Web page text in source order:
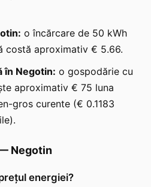
o încărcare de 50 kWh
costă aproximativ € 5.66.
în Negotin: o gospodărie cu
aproximativ € 75 luna
gros curente (€ 0.1183
Negotin
energiei?